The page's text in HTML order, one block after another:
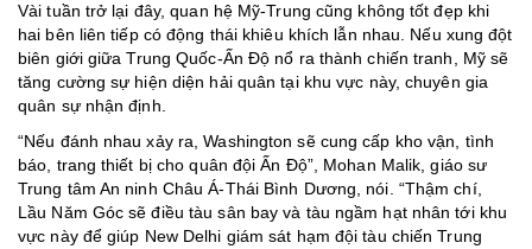
Vài tuần trở lại đây, quan hệ Mỹ-Trung cũng không tốt đẹp khi
hai bên liên tiếp có động thái khiêu khích lẫn nhau. Nếu xung đột
biên giới giữa Trung Quốc-Ấn Độ nổ ra thành chiến tranh, Mỹ sẽ
tăng cường sự hiện diện hải quân tại khu vực này, chuyên gia
quân sự nhận định.
“Nếu đánh nhau xảy ra, Washington sẽ cung cấp kho vận, tình
báo, trang thiết bị cho quân đội Ấn Độ”, Mohan Malik, giáo sư
Trung tâm An ninh Châu Á-Thái Bình Dương, nói. “Thậm chí,
Lầu Năm Góc sẽ điều tàu sân bay và tàu ngầm hạt nhân tới khu
vực này để giúp New Delhi giám sát hạm đội tàu chiến Trung